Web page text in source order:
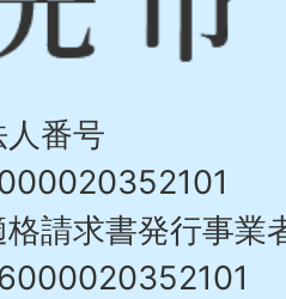
人番号
格請求書発行事業